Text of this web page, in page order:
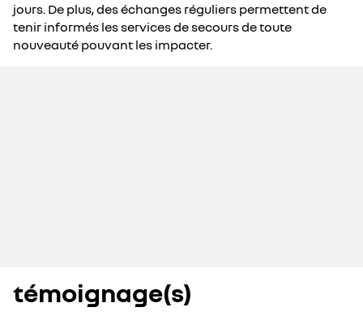
jours. De plus, des échanges réguliers permettent de
tenir informés les services de secours de toute
nouveauté pouvant les impacter.
témoignage(s)